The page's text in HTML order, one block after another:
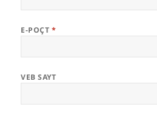
E-POÇT *
VEB SAYT